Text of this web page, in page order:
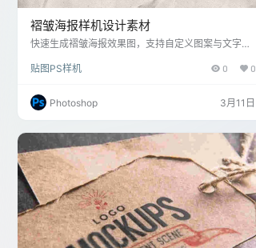
褶皱海报样机设计素材
快速生成褶皱海报效果图，支持自定义图案与文字，
贴图PS样机
0 0
Photoshop 3月11日